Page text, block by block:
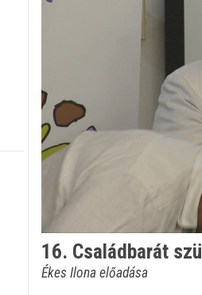
16. Családbarát
Ékes Ilona előadása